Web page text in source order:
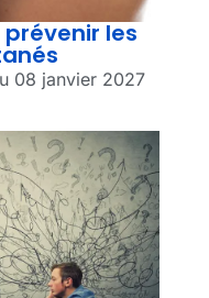
les
08 janvier 2027